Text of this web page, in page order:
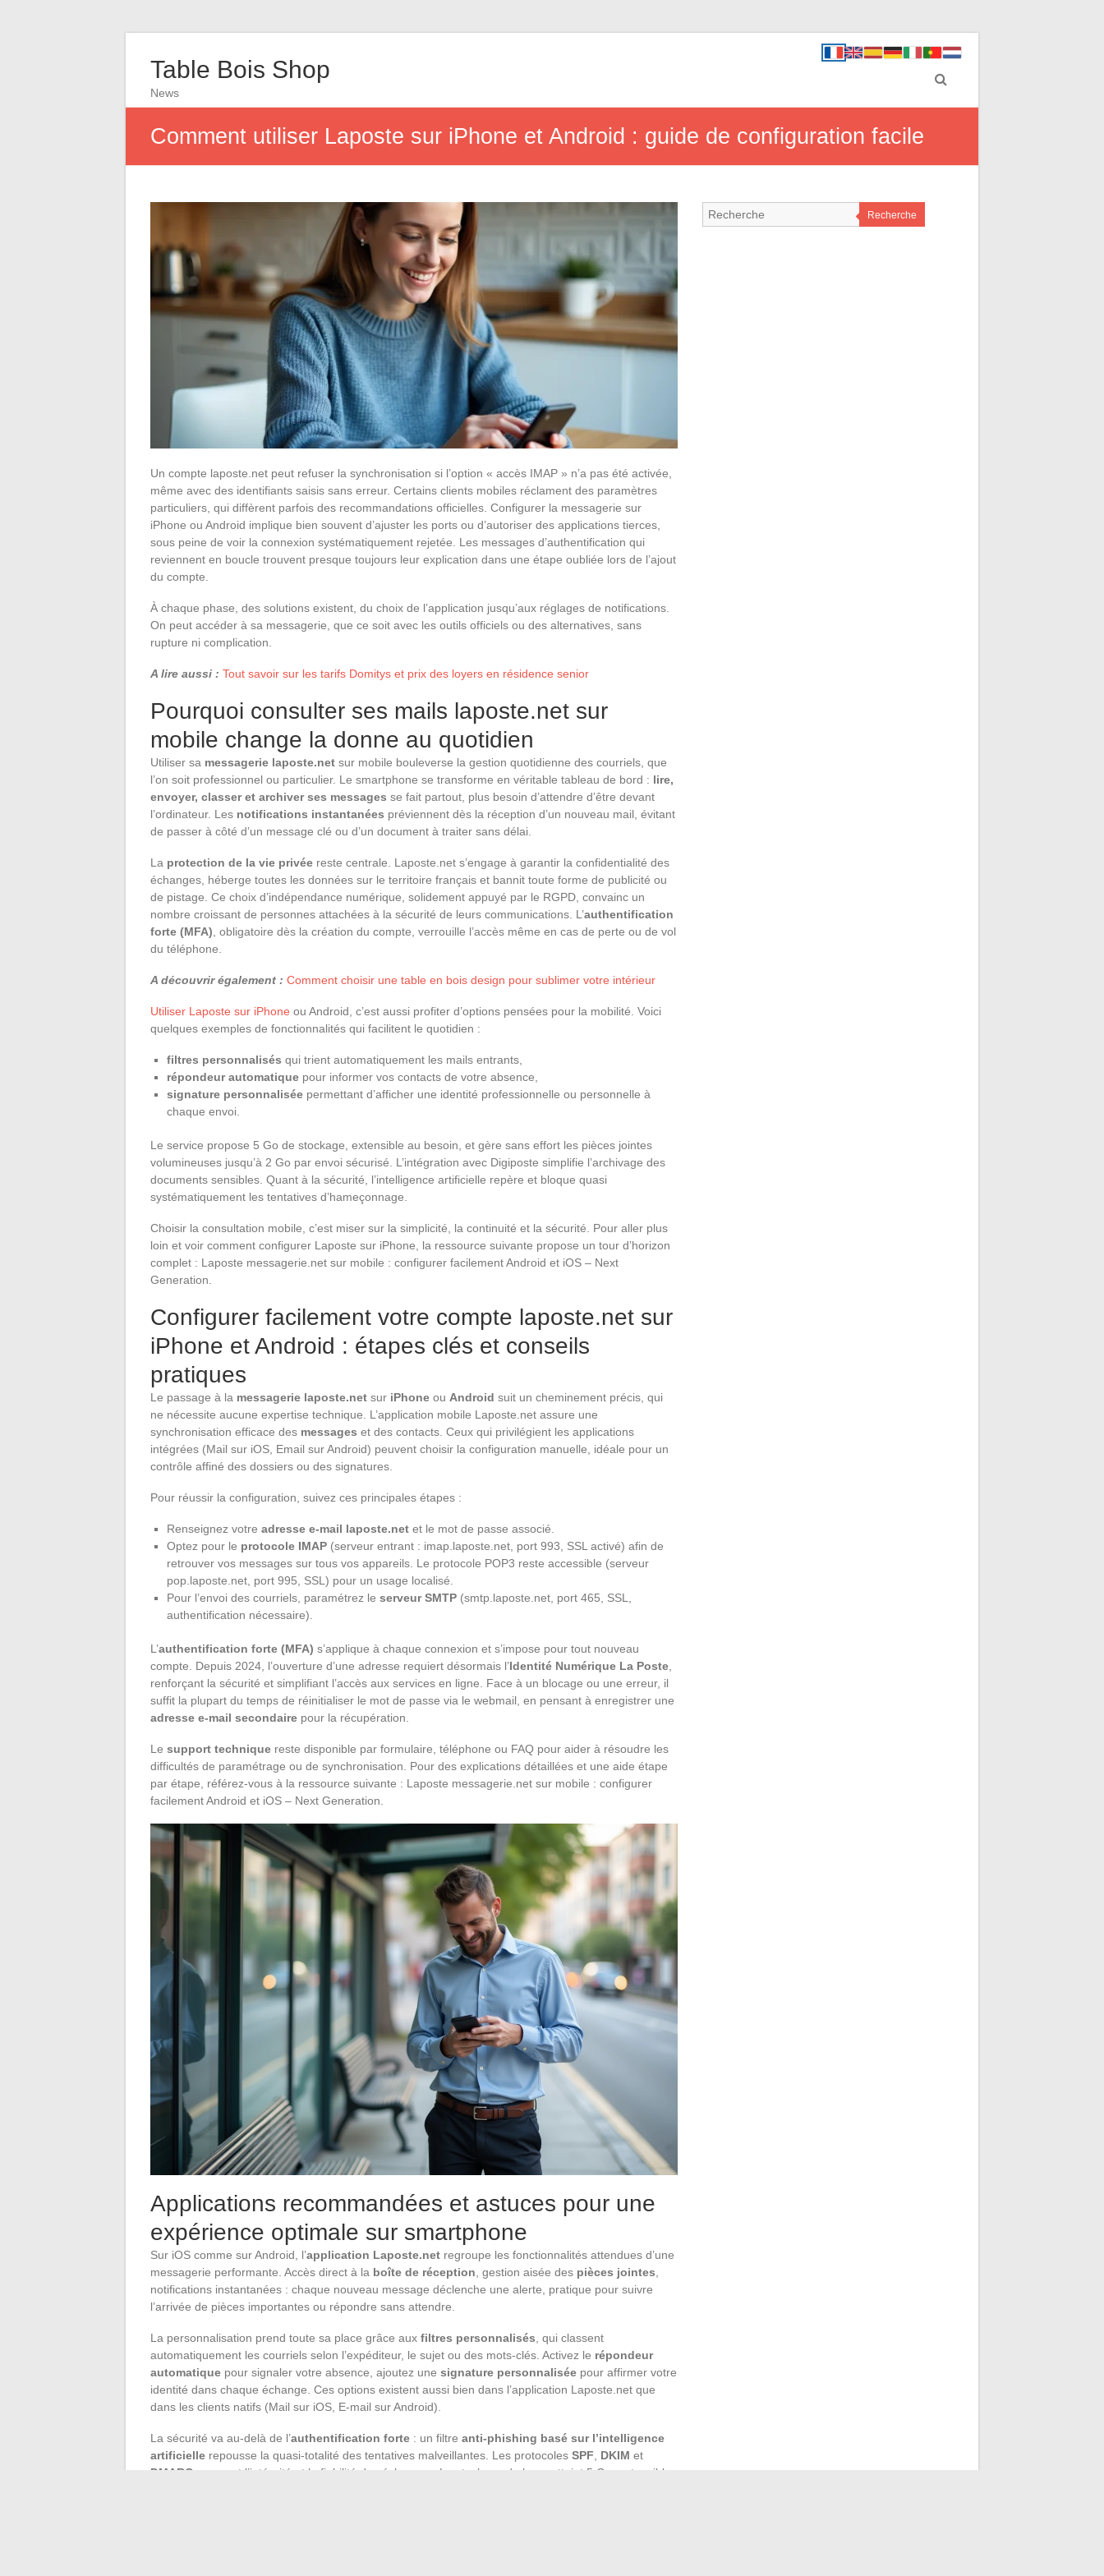
Table Bois Shop
News
Comment utiliser Laposte sur iPhone et Android : guide de configuration facile
Un compte laposte.net peut refuser la synchronisation si l’option « accès IMAP » n’a pas été activée,
même avec des identifiants saisis sans erreur. Certains clients mobiles réclament des paramètres
particuliers, qui diffèrent parfois des recommandations officielles. Configurer la messagerie sur
iPhone ou Android implique bien souvent d’ajuster les ports ou d’autoriser des applications tierces,
sous peine de voir la connexion systématiquement rejetée. Les messages d’authentification qui
reviennent en boucle trouvent presque toujours leur explication dans une étape oubliée lors de l’ajout
du compte.
À chaque phase, des solutions existent, du choix de l’application jusqu’aux réglages de notifications.
On peut accéder à sa messagerie, que ce soit avec les outils officiels ou des alternatives, sans
rupture ni complication.
A lire aussi : Tout savoir sur les tarifs Domitys et prix des loyers en résidence senior
Pourquoi consulter ses mails laposte.net sur
mobile change la donne au quotidien
Utiliser sa messagerie laposte.net sur mobile bouleverse la gestion quotidienne des courriels, que
l’on soit professionnel ou particulier. Le smartphone se transforme en véritable tableau de bord : lire,
envoyer, classer et archiver ses messages se fait partout, plus besoin d’attendre d’être devant
l’ordinateur. Les notifications instantanées préviennent dès la réception d’un nouveau mail, évitant
de passer à côté d’un message clé ou d’un document à traiter sans délai.
La protection de la vie privée reste centrale. Laposte.net s’engage à garantir la confidentialité des
échanges, héberge toutes les données sur le territoire français et bannit toute forme de publicité ou
de pistage. Ce choix d’indépendance numérique, solidement appuyé par le RGPD, convainc un
nombre croissant de personnes attachées à la sécurité de leurs communications. L’authentification
forte (MFA) , obligatoire dès la création du compte, verrouille l’accès même en cas de perte ou de vol
du téléphone.
A découvrir également : Comment choisir une table en bois design pour sublimer votre intérieur
Utiliser Laposte sur iPhone ou Android, c’est aussi profiter d’options pensées pour la mobilité. Voici
quelques exemples de fonctionnalités qui facilitent le quotidien :
filtres personnalisés qui trient automatiquement les mails entrants,
répondeur automatique pour informer vos contacts de votre absence,
signature personnalisée permettant d’afficher une identité professionnelle ou personnelle à
chaque envoi.
Le service propose 5 Go de stockage, extensible au besoin, et gère sans effort les pièces jointes
volumineuses jusqu’à 2 Go par envoi sécurisé. L’intégration avec Digiposte simplifie l’archivage des
documents sensibles. Quant à la sécurité, l’intelligence artificielle repère et bloque quasi
systématiquement les tentatives d’hameçonnage.
Choisir la consultation mobile, c’est miser sur la simplicité, la continuité et la sécurité. Pour aller plus
loin et voir comment configurer Laposte sur iPhone, la ressource suivante propose un tour d’horizon
complet : Laposte messagerie.net sur mobile : configurer facilement Android et iOS – Next
Generation.
Configurer facilement votre compte laposte.net sur
iPhone et Android : étapes clés et conseils
pratiques
Le passage à la messagerie laposte.net sur iPhone ou Android suit un cheminement précis, qui
ne nécessite aucune expertise technique. L’application mobile Laposte.net assure une
synchronisation efficace des messages et des contacts. Ceux qui privilégient les applications
intégrées (Mail sur iOS, Email sur Android) peuvent choisir la configuration manuelle, idéale pour un
contrôle affiné des dossiers ou des signatures.
Pour réussir la configuration, suivez ces principales étapes :
Renseignez votre adresse e-mail laposte.net et le mot de passe associé.
Optez pour le protocole IMAP (serveur entrant : imap.laposte.net, port 993, SSL activé) afin de
retrouver vos messages sur tous vos appareils. Le protocole POP3 reste accessible (serveur
pop.laposte.net, port 995, SSL) pour un usage localisé.
Pour l’envoi des courriels, paramétrez le serveur SMTP (smtp.laposte.net, port 465, SSL,
authentification nécessaire).
L’authentification forte (MFA) s’applique à chaque connexion et s’impose pour tout nouveau
compte. Depuis 2024, l’ouverture d’une adresse requiert désormais l’Identité Numérique La Poste
renforçant la sécurité et simplifiant l’accès aux services en ligne. Face à un blocage ou une erreur, il
suffit la plupart du temps de réinitialiser le mot de passe via le webmail, en pensant à enregistrer une
adresse e-mail secondaire pour la récupération.
Le support technique reste disponible par formulaire, téléphone ou FAQ pour aider à résoudre les
difficultés de paramétrage ou de synchronisation. Pour des explications détaillées et une aide étape
par étape, référez-vous à la ressource suivante : Laposte messagerie.net sur mobile : configurer
facilement Android et iOS – Next Generation.
Applications recommandées et astuces pour une
expérience optimale sur smartphone
Sur iOS comme sur Android, l’application Laposte.net regroupe les fonctionnalités attendues d’une
messagerie performante. Accès direct à la boîte de réception , gestion aisée des pièces jointes
notifications instantanées : chaque nouveau message déclenche une alerte, pratique pour suivre
l’arrivée de pièces importantes ou répondre sans attendre.
La personnalisation prend toute sa place grâce aux filtres personnalisés , qui classent
automatiquement les courriels selon l’expéditeur, le sujet ou des mots-clés. Activez le répondeur
automatique pour signaler votre absence, ajoutez une signature personnalisée pour affirmer votre
identité dans chaque échange. Ces options existent aussi bien dans l’application Laposte.net que
dans les clients natifs (Mail sur iOS, E-mail sur Android).
La sécurité va au-delà de l’authentification forte : un filtre anti-phishing basé sur l’intelligence
artificielle repousse la quasi-totalité des tentatives malveillantes. Les protocoles SPF DKIM et
DMARC assurent l’intégrité et la fiabilité des échanges. Le stockage de base atteint 5 Go, extensible
Recherche